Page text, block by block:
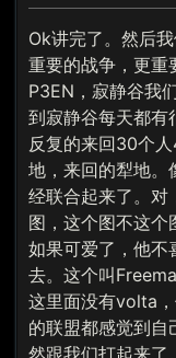
Ok讲完了。然后
重要的战争，更重
P3EN，寂静谷我
到寂静谷每天都有
反复的来回30个
地，来回的犁地。
经联合起来了。对
图，这个图不这个
如果可爱了，他
去。这个叫
这里面没有volta
的联盟都感觉到自